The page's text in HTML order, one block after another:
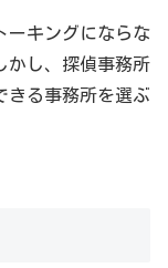
ーキングにならな
かし、探偵事務所
きる事務所を選ぶ